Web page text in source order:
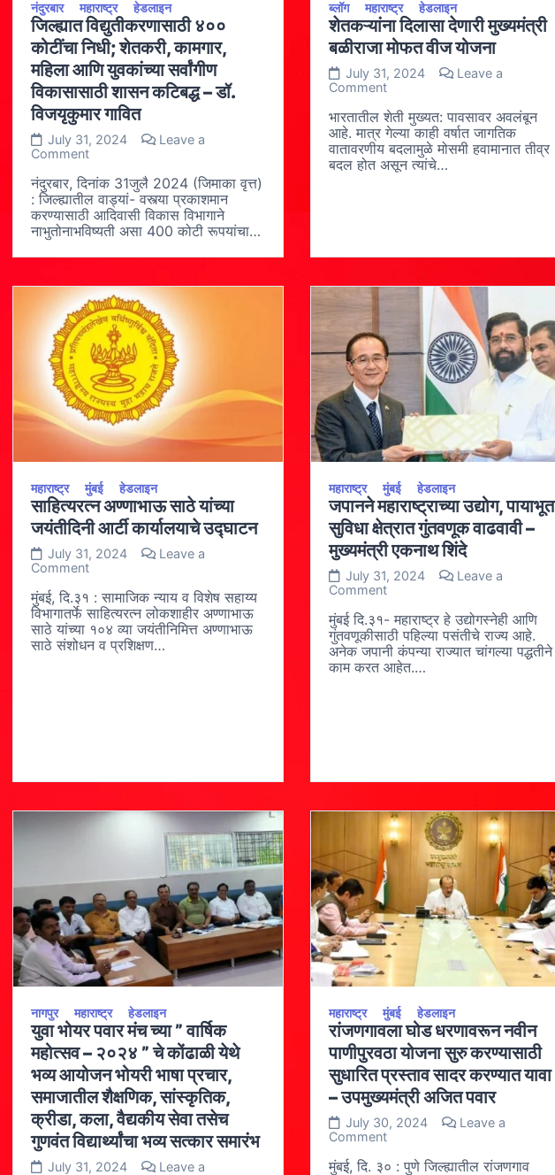
नंदुरबार महाराष्ट्र हेडलाइन
जिल्ह्यात विद्युतीकरणासाठी ४००
कोटींचा निधी; शेतकरी, कामगार,
महिला आणि युवकांच्या सर्वांगीण
विकासासाठी शासन कटिबद्ध – डॉ.
विजयृकुमार गावित
July 31, 2024
Leave a
Commenton
विद्युतीकरणासाठी
४००
कोटींचा
निधी;
शेतकरी,
युवकांच्या
सर्वांगीण
विकासासाठी
शासन
कटिबद्ध
–
डॉ.
विजयृकुमार
गावित
नंदुरबार, दिनांक 31जुलै 2024 (जिमाका वृत्त)
: जिल्ह्यातील वाड्यां- वस्त्या प्रकाशमान
करण्यासाठी आदिवासी विकास विभागाने
नाभुतोनाभविष्यती असा 400 कोटी रूपयांचा…
ब्लॉग महाराष्ट्र हेडलाइन
शेतकऱ्यांना दिलासा देणारी मुख्यमंत्री
बळीराजा मोफत वीज योजना
July 31, 2024
Leave a
Commenton
दिलासा
देणारी
मुख्यमंत्री
बळीराजा
मोफत
भारतातील शेती मुख्यत: पावसावर अवलंबून
आहे. मात्र गेल्या काही वर्षात जागतिक
वातावरणीय बदलामुळे मोसमी हवामानात तीव्र
बदल होत असून त्यांचे…
महाराष्ट्र मुंबई हेडलाइन
साहित्यरत्न अण्णाभाऊ साठे यांच्या
जयंतीदिनी आर्टी कार्यालयाचे उद्घाटन
July 31, 2024
Leave a
Commenton
अण्णाभाऊ
साठे
यांच्या
जयंतीदिनी
आर्टी
मुंबई, ‍‍दि.३१ : सामाजिक न्याय व विशेष सहाय्य
विभागातर्फे साहित्यरत्न लोकशाहीर अण्णाभाऊ
साठे यांच्या १०४ व्या जयंतीनिमित्त अण्णाभाऊ
साठे संशोधन व प्रशिक्षण…
महाराष्ट्र मुंबई हेडलाइन
जपानने महाराष्ट्राच्या उद्योग, पायाभूत
सुविधा क्षेत्रात गुंतवणूक वाढवावी –
मुख्यमंत्री एकनाथ शिंदे
July 31, 2024
Leave a
Commenton
महाराष्ट्राच्या
उद्योग,
पायाभूत
सुविधा
क्षेत्रात
मुंबई दि.३१- महाराष्ट्र हे उद्योगस्नेही आणि
गुंतवणूकीसाठी पहिल्या पसंतीचे राज्य आहे.
अनेक जपानी कंपन्या राज्यात चांगल्या पद्धतीने
काम करत आहेत.…
नागपुर महाराष्ट्र हेडलाइन
युवा भोयर पवार मंच च्या ” वार्षिक
महोत्सव – २०२४ ” चे कोंढाळी येथे
भव्य आयोजन भोयरी भाषा प्रचार,
समाजातील शैक्षणिक, सांस्कृतिक,
क्रीडा, कला, वैद्यकीय सेवा तसेच
गुणवंत विद्यार्थ्यांचा भव्य सत्कार समारंभ
July 31, 2024
Leave a
महाराष्ट्र मुंबई हेडलाइन
रांजणगावला घोड धरणावरून नवीन
पाणीपुरवठा योजना सुरु करण्यासाठी
सुधारित प्रस्ताव सादर करण्यात यावा
– उपमुख्यमंत्री अजित पवार
July 30, 2024
Leave a
Commenton
घोड
मुंबई, दि. ३० : पुणे जिल्ह्यातील रांजणगाव